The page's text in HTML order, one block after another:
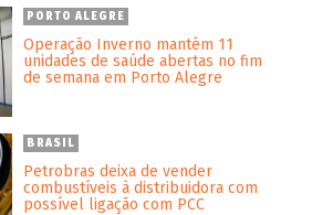
PORTO ALEGRE
Operação Inverno mantém 11
unidades de saúde abertas no fim
de semana em Porto Alegre
BRASIL
Petrobras deixa de vender
combustíveis à distribuidora com
possível ligação com PCC